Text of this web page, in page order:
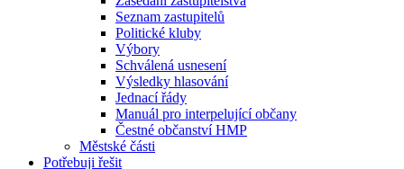
Seznam zastupitelů
Politické kluby
Výbory
Schválená usnesení
Výsledky hlasování
Jednací řády
Manuál pro interpelující občany
Čestné občanství HMP
Městské části
Potřebuji řešit